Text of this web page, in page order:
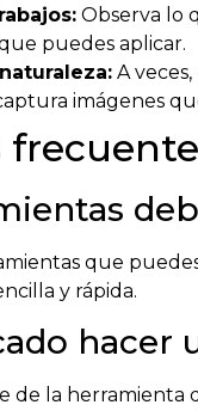
Observa lo
puedes aplicar.
A
imágenes
que
y rápida.
hacer
de la herramienta